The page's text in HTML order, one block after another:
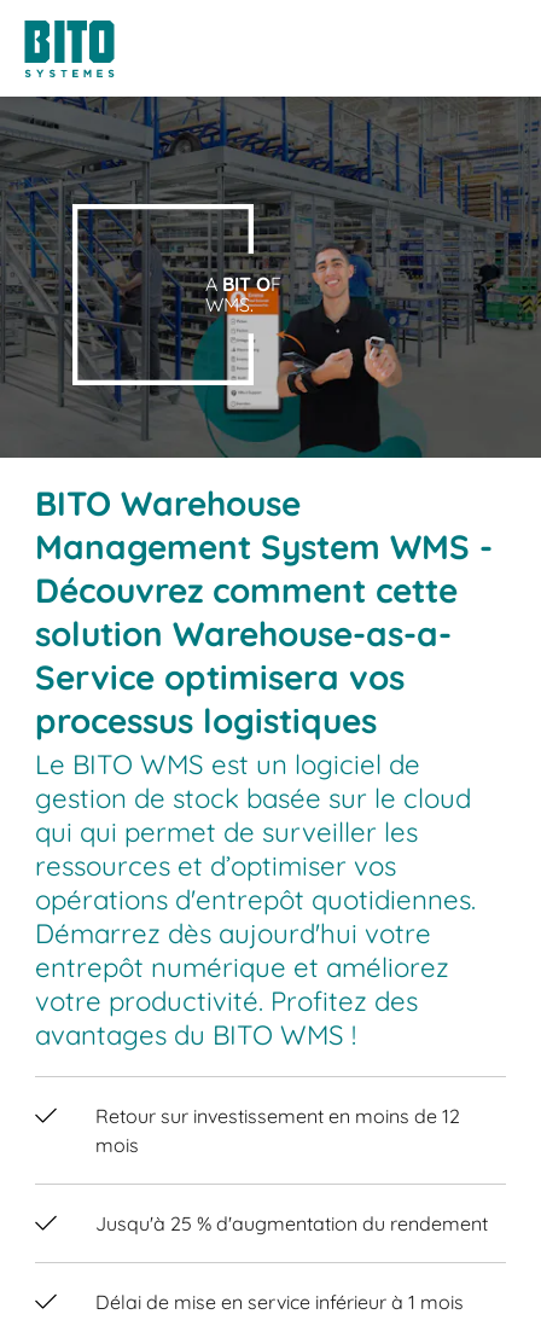
A BIT OF
WMS.
BITO Warehouse
Management System WMS -
Découvrez comment cette
solution Warehouse-as-a-
Service optimisera vos
processus logistiques
Le BITO WMS est un logiciel de
gestion de stock basée sur le cloud
qui qui permet de surveiller les
ressources et d’optimiser vos
opérations d'entrepôt quotidiennes.
Démarrez dès aujourd'hui votre
entrepôt numérique et améliorez
votre productivité. Profitez des
avantages du BITO WMS !
Retour sur investissement en moins de 12
mois
Jusqu'à 25 % d'augmentation du rendement
Délai de mise en service inférieur à 1 mois